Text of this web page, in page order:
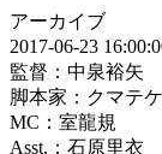
アーカイブ
2017-06-23
監督：中泉裕矢
脚本家：クマテ
MC：室龍規
Asst.：石原里衣